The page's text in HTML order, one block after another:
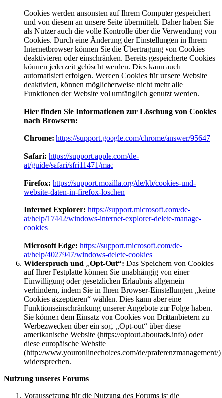
Cookies werden ansonsten auf Ihrem Computer gespeichert
und von diesem an unsere Seite übermittelt. Daher haben Sie
als Nutzer auch die volle Kontrolle über die Verwendung von
Cookies. Durch eine Änderung der Einstellungen in Ihrem
Internetbrowser können Sie die Übertragung von Cookies
deaktivieren oder einschränken. Bereits gespeicherte Cookies
können jederzeit gelöscht werden. Dies kann auch
automatisiert erfolgen. Werden Cookies für unsere Website
deaktiviert, können möglicherweise nicht mehr alle
Funktionen der Website vollumfänglich genutzt werden.
Hier finden Sie Informationen zur Löschung von Cookies
nach Browsern:
Chrome: https://support.google.com/chrome/answer/95647
Safari: https://support.apple.com/de-
at/guide/safari/sfri11471/mac
Firefox: https://support.mozilla.org/de/kb/cookies-und-
website-daten-in-firefox-loschen
Internet Explorer: https://support.microsoft.com/de-
at/help/17442/windows-internet-explorer-delete-manage-
cookies
Microsoft Edge: https://support.microsoft.com/de-
at/help/4027947/windows-delete-cookies
Widerspruch und „Opt-Out“: Das Speichern von Cookies
auf Ihrer Festplatte können Sie unabhängig von einer
Einwilligung oder gesetzlichen Erlaubnis allgemein
verhindern, indem Sie in Ihren Browser-Einstellungen „keine
Cookies akzeptieren“ wählen. Dies kann aber eine
Funktionseinschränkung unserer Angebote zur Folge haben.
Sie können dem Einsatz von Cookies von Drittanbietern zu
Werbezwecken über ein sog. „Opt-out“ über diese
amerikanische Website (https://optout.aboutads.info) oder
diese europäische Website
(http://www.youronlinechoices.com/de/praferenzmanagement/)
widersprechen.
Nutzung unseres Forums
Voraussetzung für die Nutzung des Forums ist die